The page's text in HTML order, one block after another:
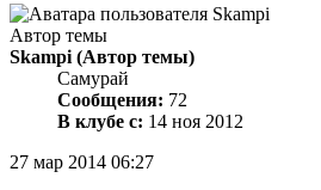
Автор темы
Skampi (Автор темы)
Самурай
Сообщения: 72
В клубе с: 14 ноя 2012
27 мар 2014 06:27